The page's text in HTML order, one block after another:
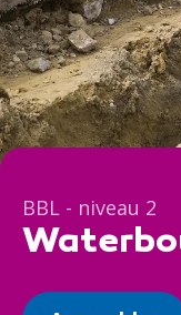
BBL - niveau 2